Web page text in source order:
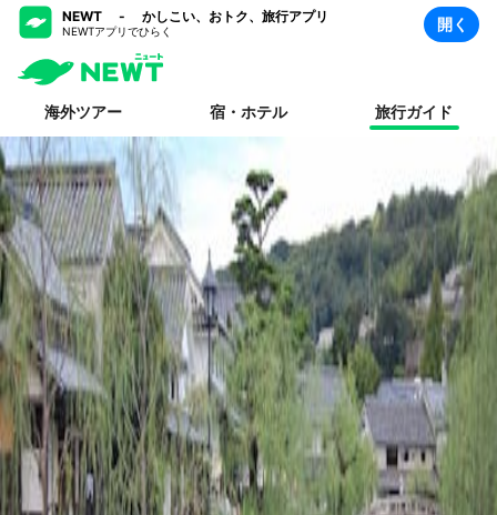
NEWT - かしこい、おトク、旅行アプリ
NEWTアプリでひらく 開く
海外ツアー 宿・ホテル 旅行ガイド